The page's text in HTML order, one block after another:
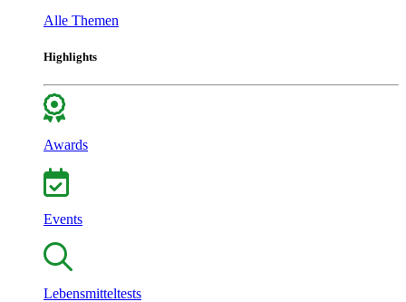
Alle Themen
Highlights
Awards
Events
Lebensmitteltests